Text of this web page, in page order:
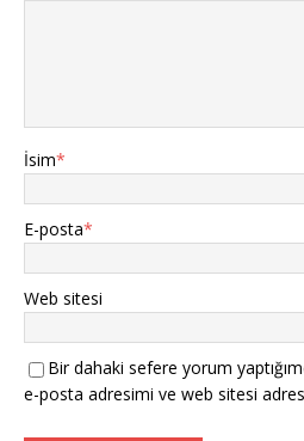
İsim*
E-posta*
Web sitesi
Bir dahaki sefere yorum
e-posta adresimi ve web sitesi